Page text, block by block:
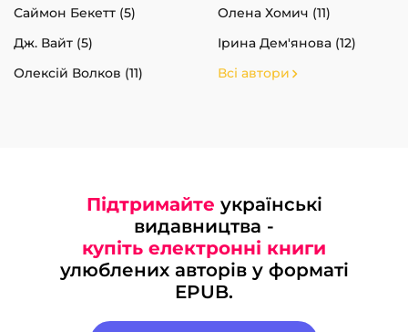
Саймон Бекетт (5)
Олена Хомич (11)
Дж. Вайт (5)
Ірина Дем'янова (12)
Олексій Волков (11)
Всі автори
Підтримайте українські
видавництва -
купіть електронні книги
улюблених авторів у форматі
EPUB.